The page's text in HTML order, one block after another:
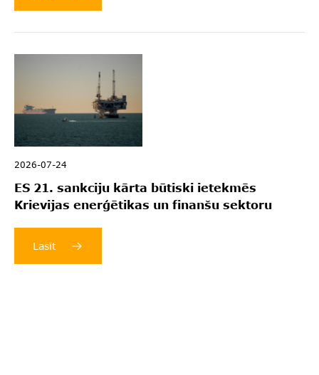
2026-07-24
ES 21. sankciju kārta būtiski ietekmēs
Krievijas enerģētikas un finanšu sektoru
Lasīt